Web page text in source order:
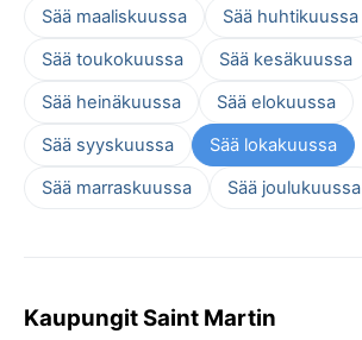
Sää maaliskuussa
Sää huhtikuussa
Sää toukokuussa
Sää kesäkuussa
Sää heinäkuussa
Sää elokuussa
Sää syyskuussa
Sää lokakuussa
Sää marraskuussa
Sää joulukuussa
Kaupungit Saint Martin